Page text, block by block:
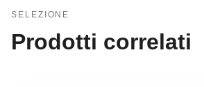
SELEZIONE
Prodotti correlati